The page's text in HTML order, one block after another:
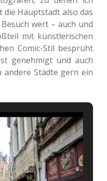
die Haupt­stadt also das
wert – auch und
mit künst­le­ri­schen
Comic-Stil besprüht
geneh­migt und auch
andere Städte gern ein